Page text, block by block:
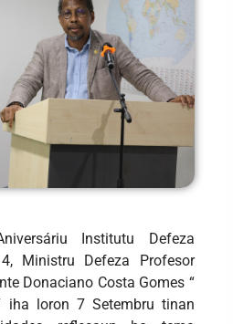
Institutu Defeza
Ministru Defeza Profesor
Donaciano Costa Gomes “
iha loron 7 Setembru tinan